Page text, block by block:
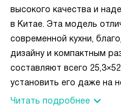
высокого качества и
в Китае. Эта модель
современной кухни,
дизайну и компактным
составляют всего
установить его даже на
Читать подробнее